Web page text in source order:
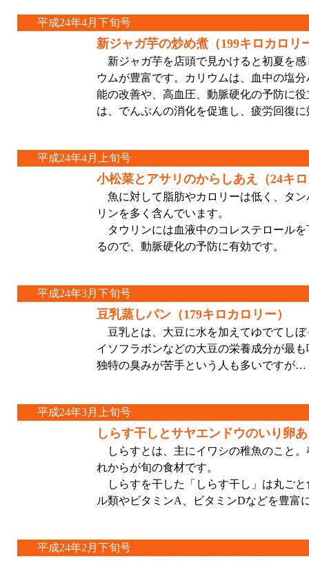
平成24年4月下旬号
新ジャガ芋の炒め煮（199キロカロリ
新ジャガ芋を店頭で見かけると初夏を
ウムが豊富です。カリウムは、血中の塩
能の改善や、高血圧、動脈硬化の予防に
は、でんぷんの消化を促進し、疲労回復
平成24年4月上旬号
小松菜とアサリのからしあえ（24キ
魚に対して脂肪やカロリーは低く、タ
リンを多く含んでいます。
タウリンには血液中のコレステロール
るので、動脈硬化の予防に有効です。
平成24年3月下旬号
豆乳蒸しパン（179キロカロリー）
豆乳とは、大豆に水を加えてゆでてし
イソフラボンなどの大豆の栄養成分が最
独特の臭みが苦手という人も多いですが…
平成24年3月上旬号
しらす干しとサヤエンドウのいり卵
しらすとは、主にイワシの稚魚のこと
れからが旬の食材です。
しらすを干した「しらす干し」は丸ご
ル類やビタミンA、ビタミンDなどを豊富
平成24年2月下旬号